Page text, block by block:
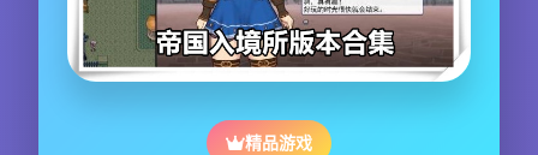
精品游戏